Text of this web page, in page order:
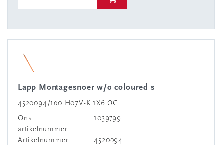
Lapp Montagesnoer w/o coloured s
4520094/100 H07V-K 1X6 OG
Ons
artikelnummer
1039799
Artikelnummer 4520094